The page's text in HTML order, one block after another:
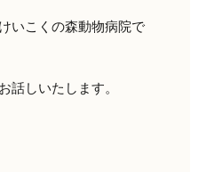
いこくの森動物病院で
話しいたします。